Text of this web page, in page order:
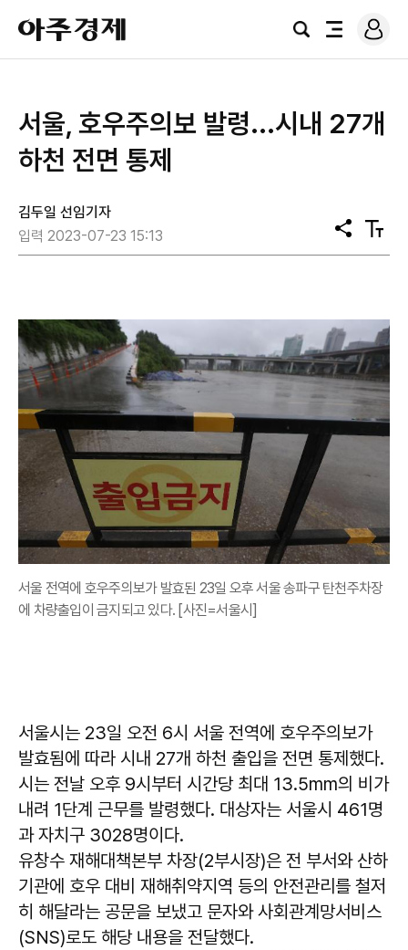
아
주
경
검
전
로
그
서울, 호우주의보 발령...시내 27개
하천 전면 통제
김두일 선임기자
입력 2023-07-23 15:13
공
유
텍
스
서울 전역에 호우주의보가 발효된 23일 오후 서울 송파구 탄천주차장
에 차량출입이 금지되고 있다. [사진=서울시]
서울시는 23일 오전 6시 서울 전역에 호우주의보가
발효됨에 따라 시내 27개 하천 출입을 전면 통제했다.
시는 전날 오후 9시부터 시간당 최대 13.5mm의 비가
내려 1단계 근무를 발령했다. 대상자는 서울시 461명
과 자치구 3028명이다.
유창수 재해대책본부 차장(2부시장)은 전 부서와 산하
기관에 호우 대비 재해취약지역 등의 안전관리를 철저
히 해달라는 공문을 보냈고 문자와 사회관계망서비스
(SNS)로도 해당 내용을 전달했다.